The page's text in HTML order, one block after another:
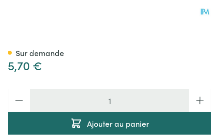
5,70 €
Ajouter au panier
Sur demande